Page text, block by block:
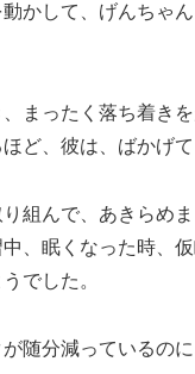
かして、げんちゃ
まったく落ち着き
ど、彼は、ばかげて
組んで、あきらめ
、眠くなった時、
でした。
随分減っているの